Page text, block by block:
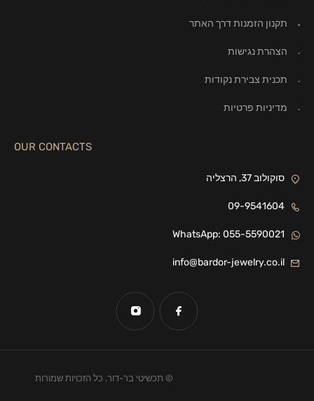
תקנון הזמנות דרך האתר
הצהרת נגישות
תכנית צבירת נקודות
מדיניות פרטיות
OUR CONTACTS
סוקולוב 37, הרצליה
09-9541604
WhatsApp: 055-5590021
info@bardor-jewelry.co.il
© תכשיטי בר-דור. כל הזכויות שמורות